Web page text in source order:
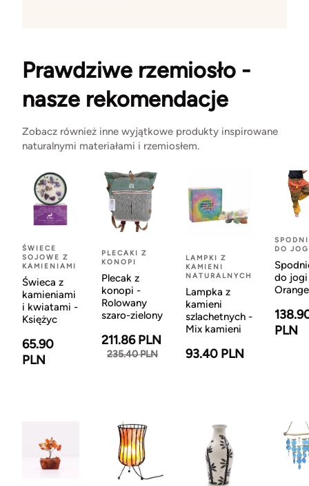
Prawdziwe rzemiosło -
nasze rekomendacje
Zobacz również inne wyjątkowe produkty inspirowane
naturalnymi materiałami i rzemiosłem.
ŚWIECE
SOJOWE Z
KAMIENIAMI
Świeca z
kamieniami
i kwiatami -
Księżyc
65.90
PLN
PLECAKI Z
KONOPI
Plecak z
konopi -
Rolowany
szaro-zielony
211.86 PLN
235.40 PLN
LAMPKI Z
KAMIENI
NATURALNYCH
Lampka z
kamieni
szlachetnych -
Mix kamieni
93.40 PLN
DO
do
Orange
PLN